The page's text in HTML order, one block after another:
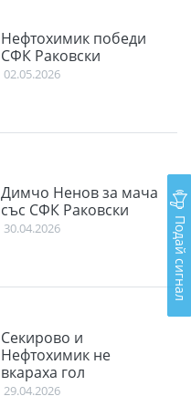
Нефтохимик победи
СФК Раковски
02.05.2026
Димчо Ненов за мача
със СФК Раковски
30.04.2026
Секирово и
Нефтохимик не
вкараха гол
29.04.2026
Подай сигнал